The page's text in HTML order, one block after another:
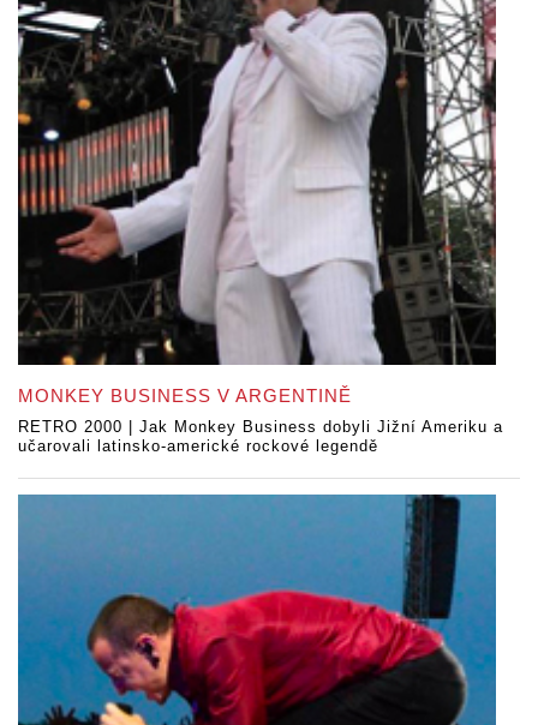
MONKEY BUSINESS V ARGENTINĚ
RETRO 2000 | Jak Monkey Business dobyli Jižní Ameriku a
učarovali latinsko-americké rockové legendě